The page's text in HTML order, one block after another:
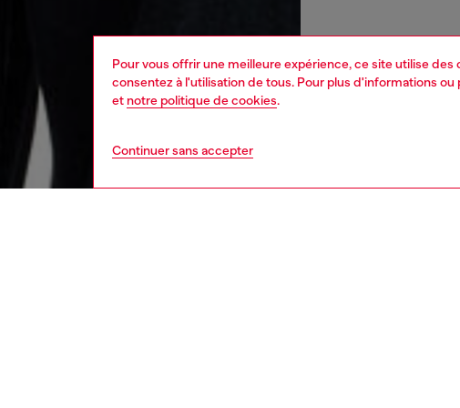
Pour vous offrir une meilleure expérience, ce site utilise
consentez à l'utilisation de tous. Pour plus d'informations
et notre politique de cookies.
Continuer sans accepter